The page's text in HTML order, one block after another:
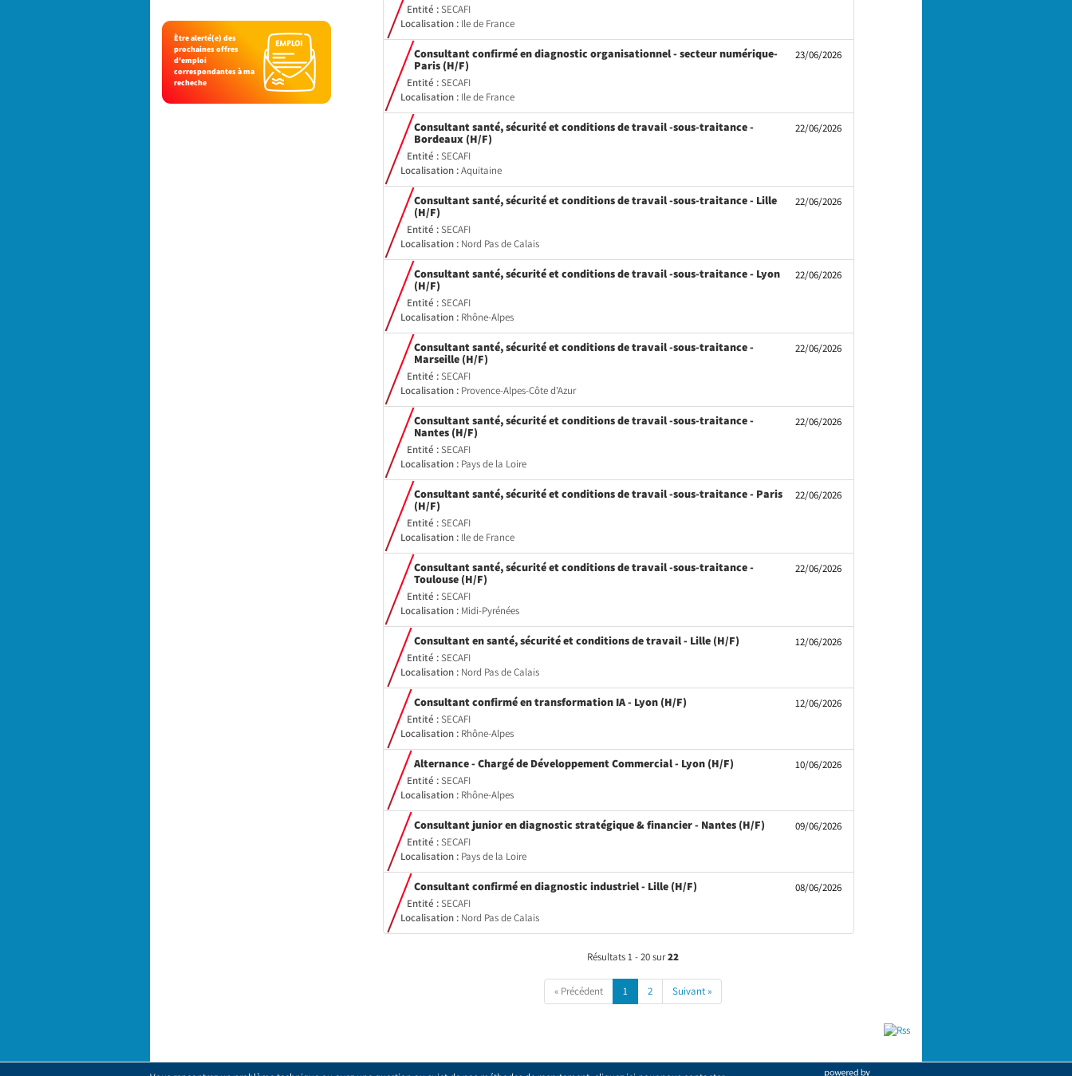
Ètre alerté(e) des
prochaines offres
d'emploi
correspondantes à ma
recheche
Entité :SECAFI
Localisation : Ile de France
23/06/2026
Consultant confirmé en diagnostic organisationnel - secteur numérique-
Paris (H/F)(Nouvelle
fenêtre)
Entité :SECAFI
Localisation : Ile de France
22/06/2026
Consultant santé, sécurité et conditions de travail -sous-traitance -
Bordeaux (H/F)(Nouvelle
Entité :SECAFI
Localisation :Aquitaine
22/06/2026
Consultant santé, sécurité et conditions de travail -sous-traitance - Lille
(H/F)(Nouvelle
fenêtre)
Entité :SECAFI
Localisation : Nord Pas de Calais
22/06/2026
Consultant santé, sécurité et conditions de travail -sous-traitance - Lyon
(H/F)(Nouvelle
fenêtre)
Entité :SECAFI
Localisation : Rhône-Alpes
22/06/2026
Consultant santé, sécurité et conditions de travail -sous-traitance -
Marseille (H/F)(Nouvelle
Entité :SECAFI
Localisation : Provence-Alpes-Côte d'Azur
22/06/2026
Consultant santé, sécurité et conditions de travail -sous-traitance -
Nantes (H/F)(Nouvelle
Entité :SECAFI
Localisation : Pays de la Loire
22/06/2026
Consultant santé, sécurité et conditions de travail -sous-traitance - Paris
(H/F)(Nouvelle
fenêtre)
Entité :SECAFI
Localisation : Ile de France
22/06/2026
Consultant santé, sécurité et conditions de travail -sous-traitance -
Toulouse (H/F)(Nouvelle
Entité :SECAFI
Localisation : Midi-Pyrénées
12/06/2026
Consultant en santé, sécurité et conditions de travail - Lille (H/F)(Nouvelle
Entité :SECAFI
Localisation : Nord Pas de Calais
12/06/2026
Consultant confirmé en transformation IA - Lyon (H/F)(Nouvelle
Entité :SECAFI
Localisation : Rhône-Alpes
10/06/2026
Alternance - Chargé de Développement Commercial - Lyon (H/F)(Nouvelle
Entité :SECAFI
Localisation : Rhône-Alpes
09/06/2026
Consultant junior en diagnostic stratégique & financier - Nantes (H/F)(Nouvelle
Entité :SECAFI
Localisation : Pays de la Loire
08/06/2026
Consultant confirmé en diagnostic industriel - Lille (H/F)(Nouvelle
Entité :SECAFI
Localisation : Nord Pas de Calais
Résultats 1 - 20 sur22
« Précédent 1 2 Suivant »